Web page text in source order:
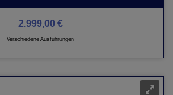
2.999,00 €
Verschiedene Ausführungen